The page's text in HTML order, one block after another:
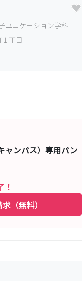
ユニケーション学科
丁目
ンパス） 専用パン
！
（無料）